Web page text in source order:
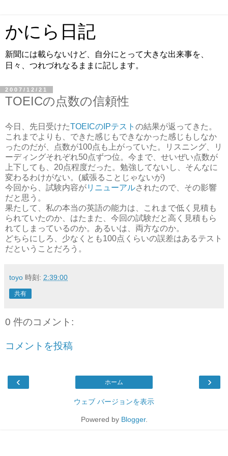
かにら日記
新聞には載らないけど、自分にとって大きな出来事を、
日々、つれづれなるままに記します。
2007/12/21
TOEICの点数の信頼性
今日、先日受けたTOEICのIPテスト の結果が返ってきた。
これまでよりも、できた感じもできなかった感じもしなか
ったのだが、点数が100点も上がっていた。リスニング、リ
ーディングそれぞれ50点ずつ位。今まで、せいぜい点数が
上下しても、20点程度だった。勉強してないし、そんなに
変わるわけがない。(威張ることじゃないが)
今回から、試験内容がリニューアルされたので、その影響
だと思う。
果たして、私の本当の英語の能力は、これまで低く見積も
られていたのか、はたまた、今回の試験だと高く見積もら
れてしまっているのか。あるいは、両方なのか。
どちらにしろ、少なくとも100点くらいの誤差はあるテスト
だということだろう。
toyo 時刻: 2:39:00
共有
0 件のコメント:
コメントを投稿
‹ ›
ホーム
ウェブ バージョンを表示
Powered by Blogger.